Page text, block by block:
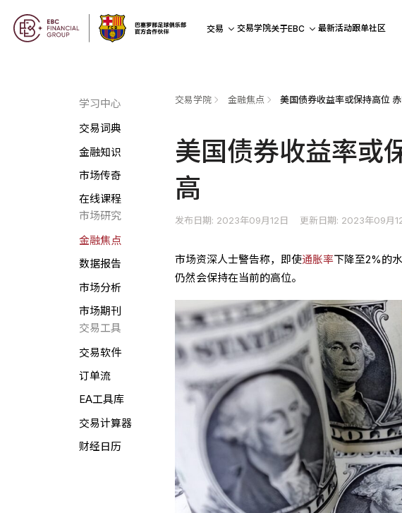
交易 交易学院关于EBC 最新活动跟单社区
学习中心
交易词典
金融知识
市场传奇
在线课程
市场研究
金融焦点
数据报告
市场分析
市场期刊
交易工具
交易软件
订单流
EA工具库
交易计算器
财经日历
交易学院 金融焦点 美国债券收益率或保持高位
美国债券收益率或
高
发布日期: 2023年09月12日 更新日期: 2023年09月
市场资深人士警告称，即使通胀率下降至2%的
仍然会保持在当前的高位。